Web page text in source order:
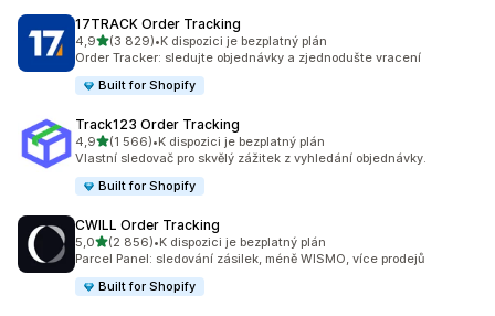
17TRACK Order Tracking
4,9z 5 hvězd
(3 829)
Celkový počet recenzí: 3829
•K dispozici je bezplatný plán
Order Tracker: sledujte objednávky a zjednodušte vracení
Built for Shopify
Track123 Order Tracking
4,9z 5 hvězd
(1 566)
Celkový počet recenzí: 1566
•K dispozici je bezplatný plán
Vlastní sledovač pro skvělý zážitek z vyhledání objednávky.
Built for Shopify
CWILL Order Tracking
5,0z 5 hvězd
(2 856)
Celkový počet recenzí: 2856
•K dispozici je bezplatný plán
Parcel Panel: sledování zásilek, méně WISMO, více prodejů
Built for Shopify